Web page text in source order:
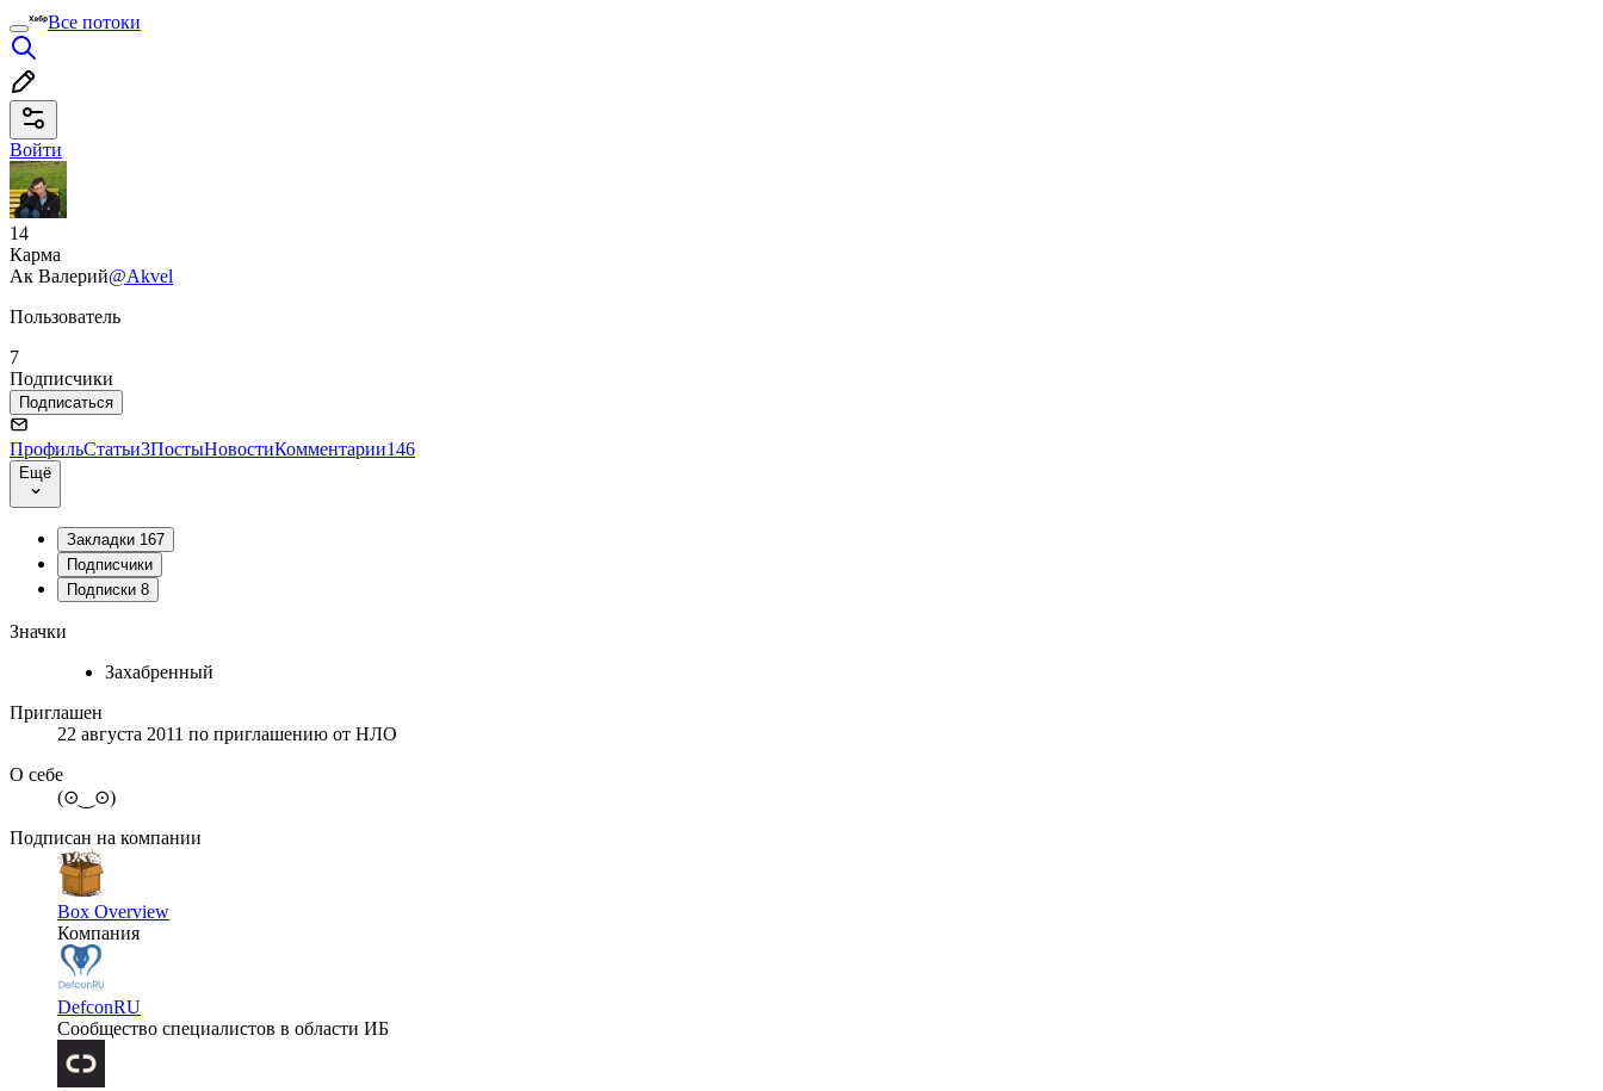
Все потоки
Войти
14
Карма
Ак Валерий@Akvel
Пользователь
7
Подписчики
Подписаться
ПрофильСтатьи3ПостыНовостиКомментарии146
Ещё
Закладки 167
Подписчики
Подписки 8
Значки
Захабренный
Приглашен
22 августа 2011 по приглашению от НЛО
О себе
(⊙‿⊙)
Подписан на компании
Box Overview
Компания
DefconRU
Сообщество специалистов в области ИБ